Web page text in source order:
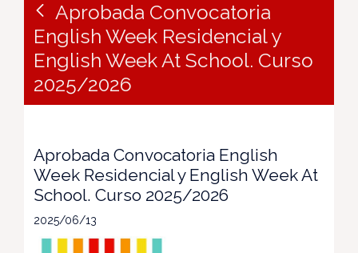
Aprobada Convocatoria
English Week Residencial y
English Week At School. Curso
2025/2026
Aprobada Convocatoria English
Week Residencial y English Week At
School. Curso 2025/2026
2025/06/13